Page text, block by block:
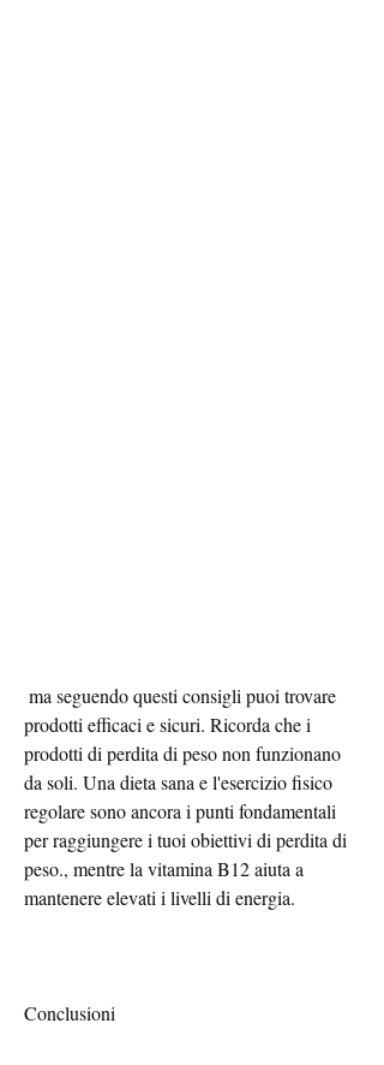
prodotti efficaci e sicuri. Ricorda che i
prodotti di perdita di peso non funzionano
da soli. Una dieta sana e l'esercizio fisico
regolare sono ancora i punti fondamentali
per raggiungere i tuoi obiettivi di perdita di
peso., mentre la vitamina B12 aiuta a
mantenere elevati i livelli di energia.
Conclusioni